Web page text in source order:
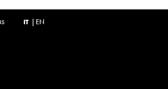
COLLECTIONS
IT | EN